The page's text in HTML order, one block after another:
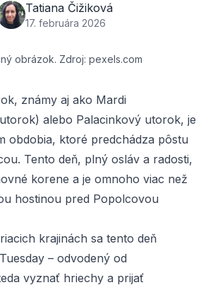
Tatiana Čižiková
17. februára 2026
obrázok. Zdroj: pexels.com
známy aj ako Mardi
alebo Palacinkový utorok, je
obdobia, ktoré predchádza pôstu
Tento deň, plný osláv a radosti,
korene a je omnoho viac než
hostinou pred Popolcovou
krajinách sa tento deň
– odvodený od
vyznať hriechy a prijať